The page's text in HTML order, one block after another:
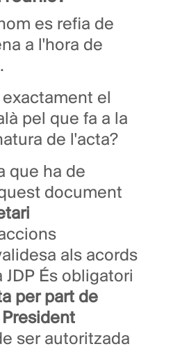
es refia de
a l'hora de
el
pel que fa a la
de l'acta?
que ha de
document
als acords
JDP És obligatori
per part de
ser autoritzada